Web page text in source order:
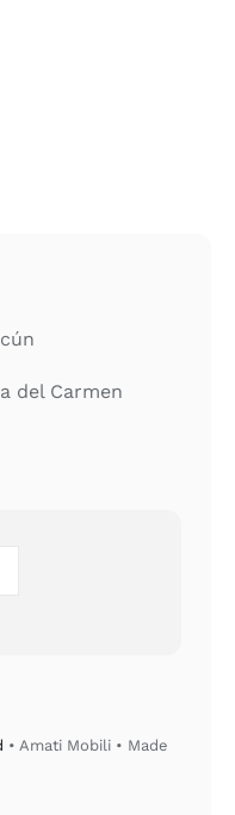
del Carmen
• Amati Mobili • Made